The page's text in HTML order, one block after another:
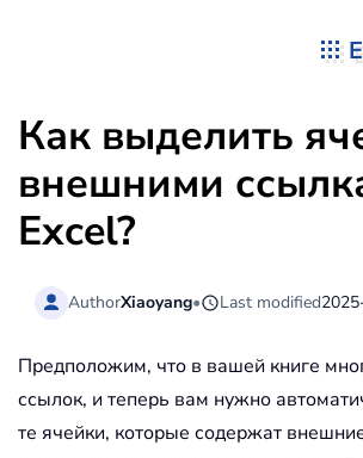
Как выделить
внешними
Excel?
AuthorXiaoyang• Last modified
Предположим, что в вашей книге
ссылок, и теперь вам нужно
те ячейки, которые содержат